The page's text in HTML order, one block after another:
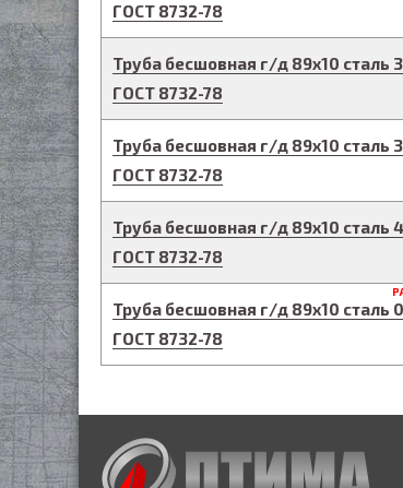
ГОСТ 8732-78
Труба бесшовная г/д 89х10 сталь
ГОСТ 8732-78
Труба бесшовная г/д 89х10 сталь
ГОСТ 8732-78
Труба бесшовная г/д 89х10 сталь
ГОСТ 8732-78
Труба бесшовная г/д 89х10 сталь
ГОСТ 8732-78